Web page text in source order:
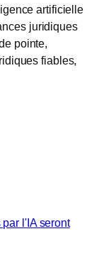
artificielle
juridiques
pointe,
fiables,
l'IA seront